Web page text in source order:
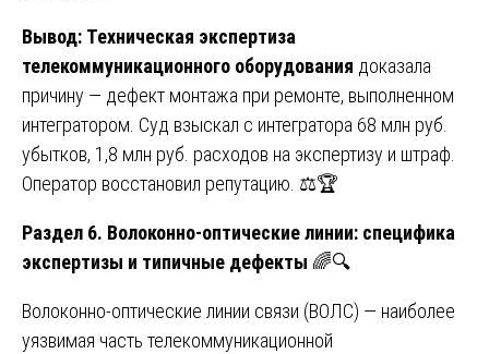
Вывод: Техническая экспертиза
телекоммуникационного оборудования доказала
причину — дефект монтажа при ремонте, выполненном
интегратором. Суд взыскал с интегратора 68 млн руб.
убытков, 1,8 млн руб. расходов на экспертизу и штраф.
Оператор восстановил репутацию. ⚖️🏆
Раздел 6. Волоконно-оптические линии: специфика
экспертизы и типичные дефекты 🌈🔍
Волоконно-оптические линии связи (ВОЛС) — наиболее
уязвимая часть телекоммуникационной